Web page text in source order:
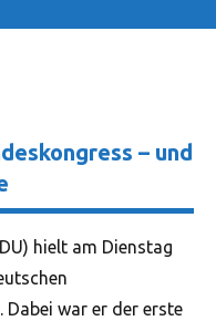
– und
hielt am Dienstag
Dabei war er der erste